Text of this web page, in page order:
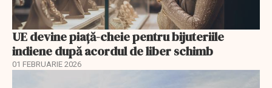
UE devine piață-cheie pentru bijuteriile
indiene după acordul de liber schimb
01 FEBRUARIE 2026